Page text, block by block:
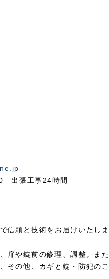
出張工事24時間
信頼と技術をお届けいたしま
扉や錠前の修理、調整。また
その他、カギと錠・防犯のこ